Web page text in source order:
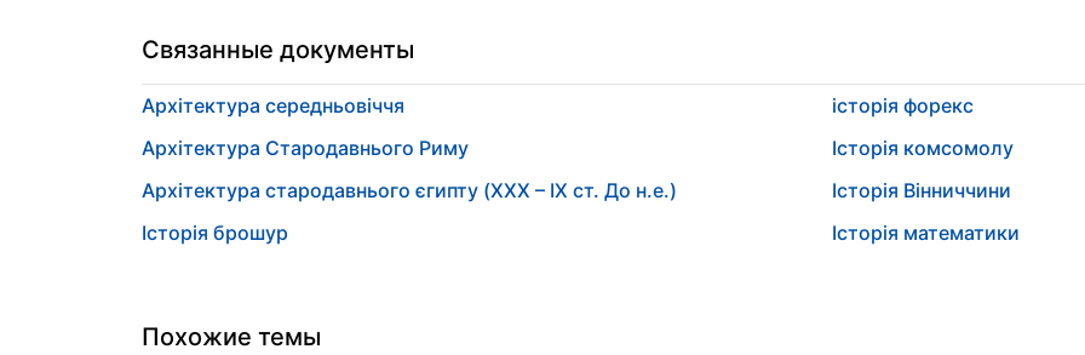
Связанные документы
Архітектура середньовіччя
Архітектура Стародавнього Риму
Архітектура стародавнього єгипту (XXX – IX ст. До н.е.)
Історія брошур
історія форекс
Історія комсомолу
Історія Вінниччини
Історія математики
Похожие темы